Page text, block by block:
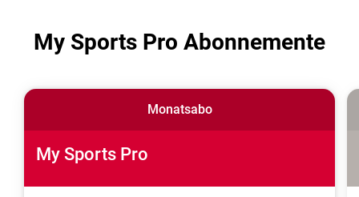
My Sports Pro Abonnemente
Monatsabo
My Sports Pro